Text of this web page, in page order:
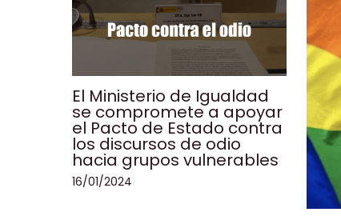
El Ministerio de Igualdad
se compromete a apoyar
el Pacto de Estado contra
los discursos de odio
hacia grupos vulnerables
16/01/2024